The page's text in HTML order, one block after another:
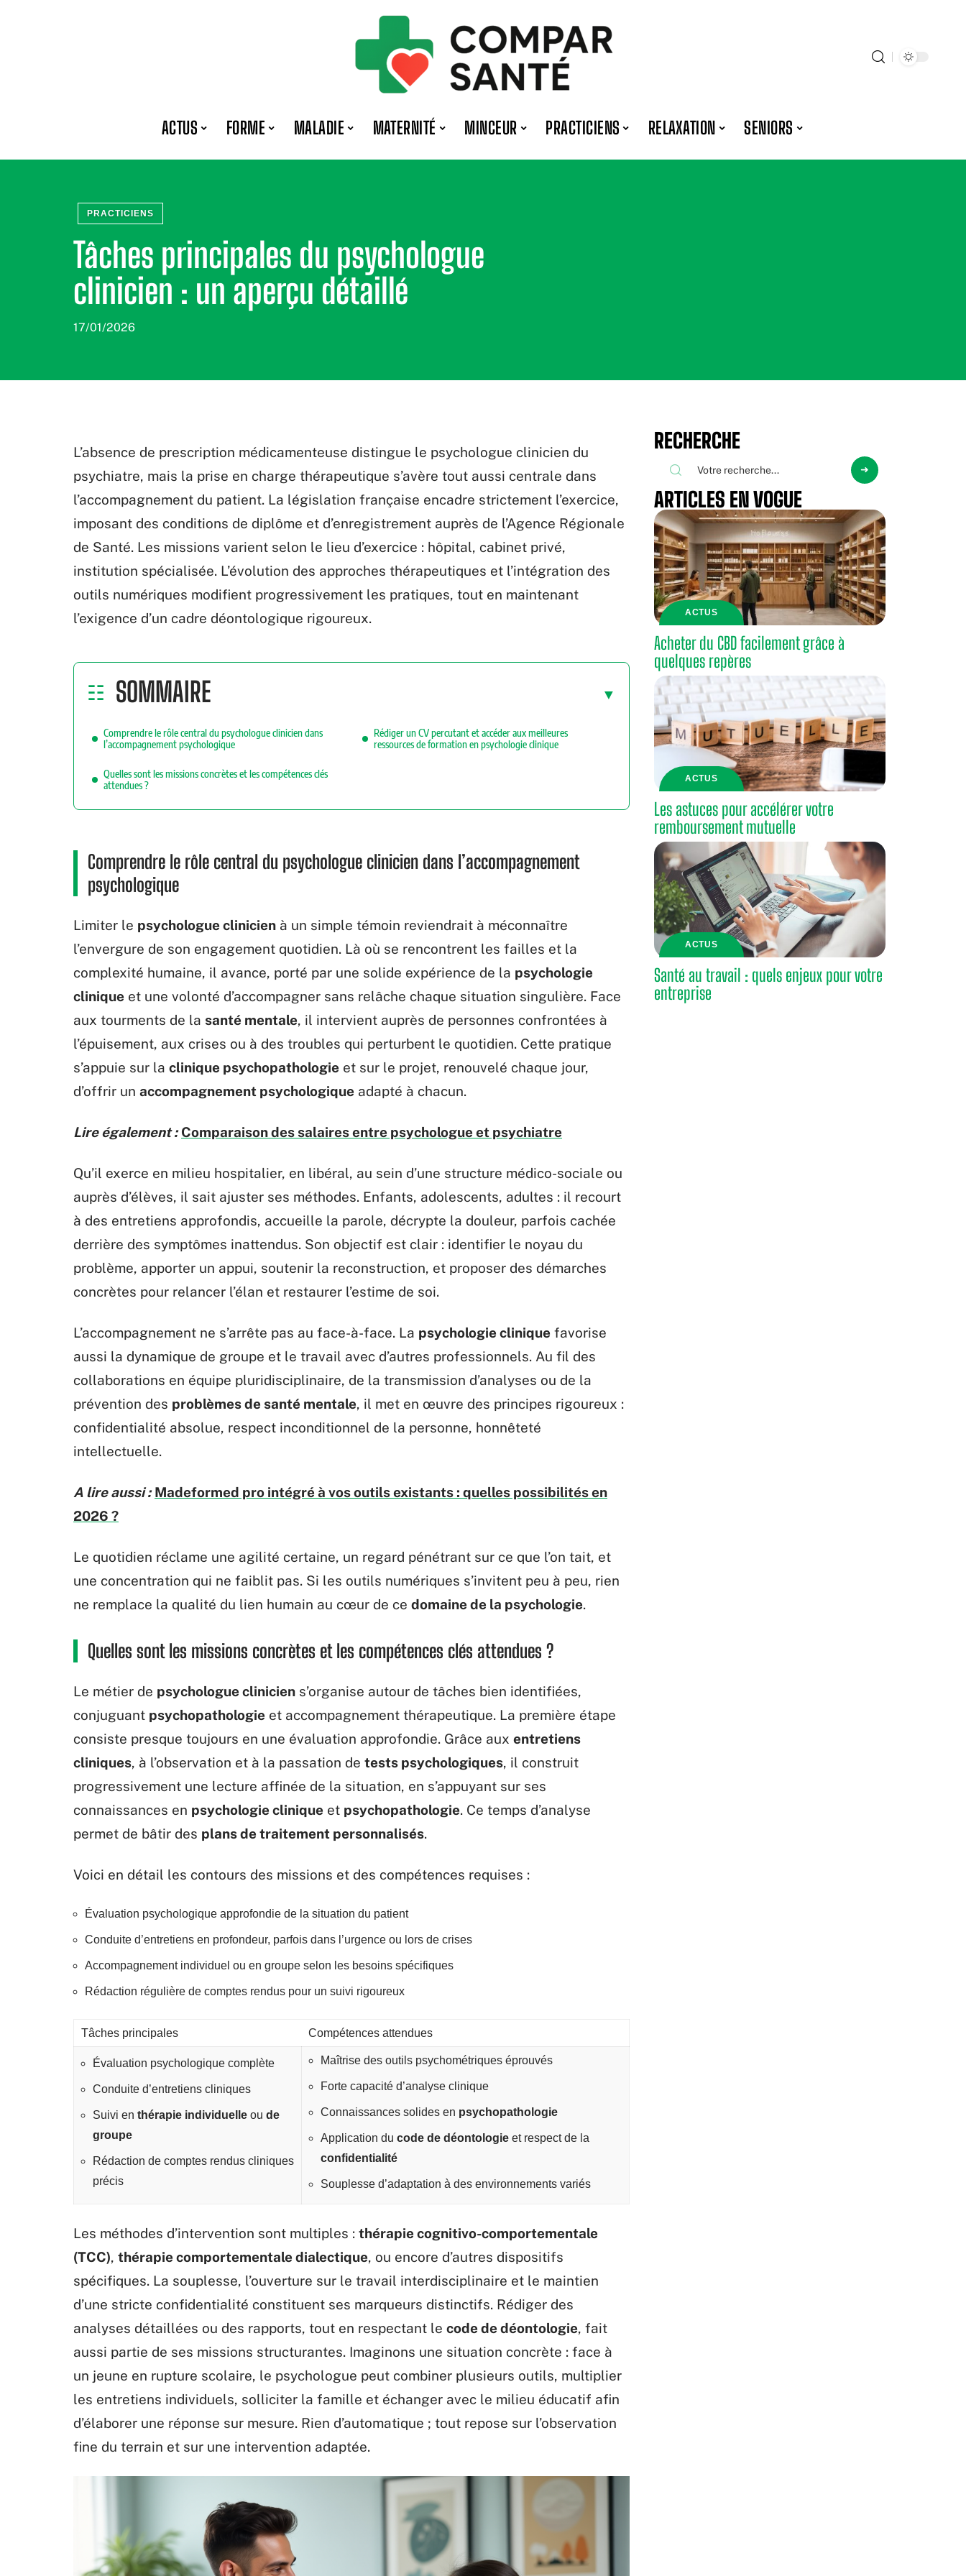
ACTUS FORME MALADIE MATERNITÉ MINCEUR PRACTICIENS RELAXATION SENIORS
PRACTICIENS
Tâches principales du psychologue
clinicien : un aperçu détaillé
17/01/2026
L’absence de prescription médicamenteuse distingue le psychologue clinicien du
psychiatre, mais la prise en charge thérapeutique s’avère tout aussi centrale dans
l’accompagnement du patient. La législation française encadre strictement l’exercice,
imposant des conditions de diplôme et d’enregistrement auprès de l’Agence Régionale
de Santé. Les missions varient selon le lieu d’exercice : hôpital, cabinet privé,
institution spécialisée. L’évolution des approches thérapeutiques et l’intégration des
outils numériques modifient progressivement les pratiques, tout en maintenant
l’exigence d’un cadre déontologique rigoureux.
SOMMAIRE
Comprendre le rôle central du psychologue clinicien dans
l’accompagnement psychologique
Quelles sont les missions concrètes et les compétences clés
attendues ?
Rédiger un CV percutant et accéder aux meilleures
ressources de formation en psychologie clinique
Comprendre le rôle central du psychologue clinicien dans l’accompagnement
psychologique
Limiter le psychologue clinicien à un simple témoin reviendrait à méconnaître
l’envergure de son engagement quotidien. Là où se rencontrent les failles et la
complexité humaine, il avance, porté par une solide expérience de la psychologie
clinique et une volonté d’accompagner sans relâche chaque situation singulière. Face
aux tourments de la santé mentale, il intervient auprès de personnes confrontées à
l’épuisement, aux crises ou à des troubles qui perturbent le quotidien. Cette pratique
s’appuie sur la clinique psychopathologie et sur le projet, renouvelé chaque jour,
d’offrir un accompagnement psychologique adapté à chacun.
Lire également : Comparaison des salaires entre psychologue et psychiatre
Qu’il exerce en milieu hospitalier, en libéral, au sein d’une structure médico-sociale ou
auprès d’élèves, il sait ajuster ses méthodes. Enfants, adolescents, adultes : il recourt
à des entretiens approfondis, accueille la parole, décrypte la douleur, parfois cachée
derrière des symptômes inattendus. Son objectif est clair : identifier le noyau du
problème, apporter un appui, soutenir la reconstruction, et proposer des démarches
concrètes pour relancer l’élan et restaurer l’estime de soi.
L’accompagnement ne s’arrête pas au face-à-face. La psychologie clinique favorise
aussi la dynamique de groupe et le travail avec d’autres professionnels. Au fil des
collaborations en équipe pluridisciplinaire, de la transmission d’analyses ou de la
prévention des problèmes de santé mentale, il met en œuvre des principes rigoureux :
confidentialité absolue, respect inconditionnel de la personne, honnêteté
intellectuelle.
A lire aussi : Madeformed pro intégré à vos outils existants : quelles possibilités en
2026 ?
Le quotidien réclame une agilité certaine, un regard pénétrant sur ce que l’on tait, et
une concentration qui ne faiblit pas. Si les outils numériques s’invitent peu à peu, rien
ne remplace la qualité du lien humain au cœur de ce domaine de la psychologie.
Quelles sont les missions concrètes et les compétences clés attendues ?
Le métier de psychologue clinicien s’organise autour de tâches bien identifiées,
conjuguant psychopathologie et accompagnement thérapeutique. La première étape
consiste presque toujours en une évaluation approfondie. Grâce aux entretiens
cliniques, à l’observation et à la passation de tests psychologiques, il construit
progressivement une lecture affinée de la situation, en s’appuyant sur ses
connaissances en psychologie clinique et psychopathologie. Ce temps d’analyse
permet de bâtir des plans de traitement personnalisés.
Voici en détail les contours des missions et des compétences requises :
Évaluation psychologique approfondie de la situation du patient
Conduite d’entretiens en profondeur, parfois dans l’urgence ou lors de crises
Accompagnement individuel ou en groupe selon les besoins spécifiques
Rédaction régulière de comptes rendus pour un suivi rigoureux
Tâches principales Compétences attendues
Évaluation psychologique complète
Conduite d’entretiens cliniques
Suivi en thérapie individuelle ou de
groupe
Rédaction de comptes rendus cliniques
précis
Maîtrise des outils psychométriques éprouvés
Forte capacité d’analyse clinique
Connaissances solides en psychopathologie
Application du code de déontologie et respect de la
confidentialité
Souplesse d’adaptation à des environnements variés
Les méthodes d’intervention sont multiples : thérapie cognitivo-comportementale
(TCC), thérapie comportementale dialectique, ou encore d’autres dispositifs
spécifiques. La souplesse, l’ouverture sur le travail interdisciplinaire et le maintien
d’une stricte confidentialité constituent ses marqueurs distinctifs. Rédiger des
analyses détaillées ou des rapports, tout en respectant le code de déontologie, fait
aussi partie de ses missions structurantes. Imaginons une situation concrète : face à
un jeune en rupture scolaire, le psychologue peut combiner plusieurs outils, multiplier
les entretiens individuels, solliciter la famille et échanger avec le milieu éducatif afin
d’élaborer une réponse sur mesure. Rien d’automatique ; tout repose sur l’observation
fine du terrain et sur une intervention adaptée.
RECHERCHE
ARTICLES EN VOGUE
ACTUS
Acheter du CBD facilement grâce à
quelques repères
ACTUS
Les astuces pour accélérer votre
remboursement mutuelle
ACTUS
Santé au travail : quels enjeux pour votre
entreprise